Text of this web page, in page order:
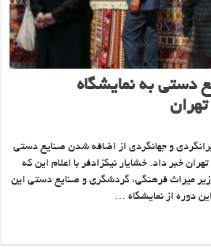
دستی به نمایشگاه
و جهانگردی از اضافه شدن صنایع دستی
خبر داد. خشایار نیکزادفر با اعلام این که
میراث فرهنگی، گردشگری و صنایع دستی این
دوره از نمایشگاه …